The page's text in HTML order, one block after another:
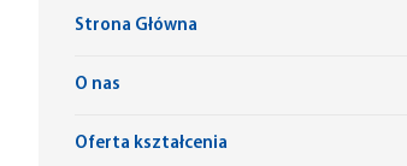
Strona Główna
O nas
Oferta kształcenia